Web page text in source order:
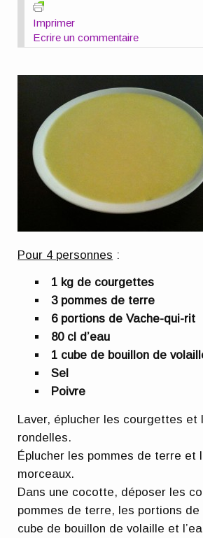
Imprimer
Ecrire un commentaire
Pour 4 personnes :
1 kg de courgettes
3 pommes de terre
6 portions de Vache-qui-rit
80 cl d’eau
1 cube de bouillon de
Sel
Poivre
Laver, éplucher les courgettes et
rondelles.
Éplucher les pommes de terre et
morceaux.
Dans une cocotte, déposer les
pommes de terre, les portions de
cube de bouillon de volaille et